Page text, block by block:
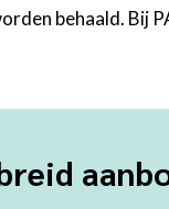
behaald. Bij